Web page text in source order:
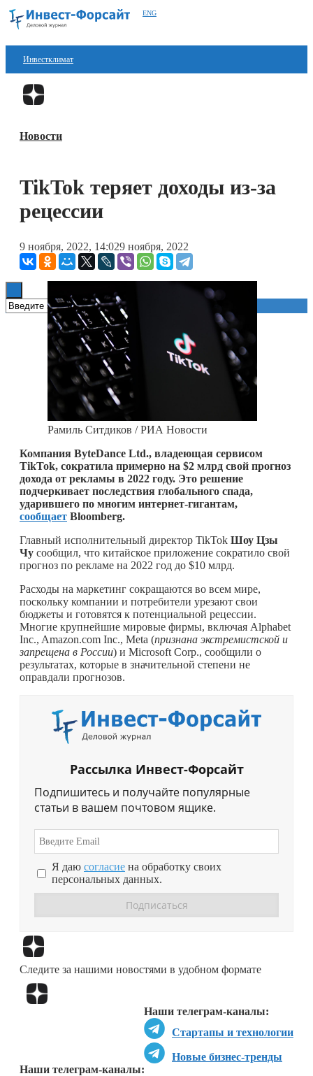
ENG
Инвестклимат
Финансы
Блокчейн
Книги
Новости
TikTok теряет доходы из-за
рецессии
9 ноября, 2022, 14:029 ноября, 2022
Рамиль Ситдиков / РИА Новости
Компания ByteDance Ltd., владеющая сервисом
TikTok, сократила примерно на $2 млрд свой прогноз
дохода от рекламы в 2022 году. Это решение
подчеркивает последствия глобального спада,
ударившего по многим интернет-гигантам,
сообщает Bloomberg.
Главный исполнительный директор TikTok Шоу Цзы
Чу сообщил, что китайское приложение сократило свой
прогноз по рекламе на 2022 год до $10 млрд.
Расходы на маркетинг сокращаются во всем мире,
поскольку компании и потребители урезают свои
бюджеты и готовятся к потенциальной рецессии.
Многие крупнейшие мировые фирмы, включая Alphabet
Inc., Amazon.com Inc., Meta (признана экстремистской и
запрещена в России) и Microsoft Corp., сообщили о
результатах, которые в значительной степени не
оправдали прогнозов.
Рассылка Инвест-Форсайт
Подпишитесь и получайте популярные
статьи в вашем почтовом ящике.
Я даю согласие на обработку своих
персональных данных.
Следите за нашими новостями в удобном формате
Наши телеграм-каналы:
Стартапы и технологии
Новые бизнес-тренды
Наши телеграм-каналы: